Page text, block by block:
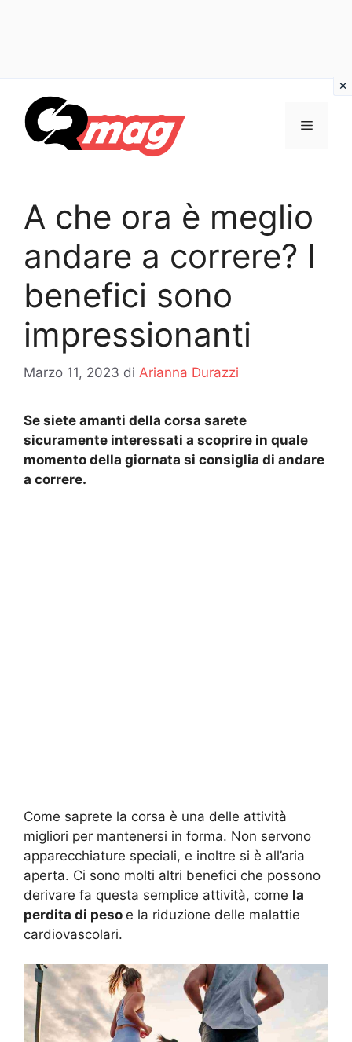
contenuto
Menu
A che ora è meglio
andare a correre? I
benefici sono
impressionanti
Marzo 11, 2023 di Arianna Durazzi
Se siete amanti della corsa sarete
sicuramente interessati a scoprire in quale
momento della giornata si consiglia di andare
a correre.
Come saprete la corsa è una delle attività
migliori per mantenersi in forma. Non servono
apparecchiature speciali, e inoltre si è all’aria
aperta. Ci sono molti altri benefici che possono
derivare fa questa semplice attività, come la
perdita di peso e la riduzione delle malattie
cardiovascolari.